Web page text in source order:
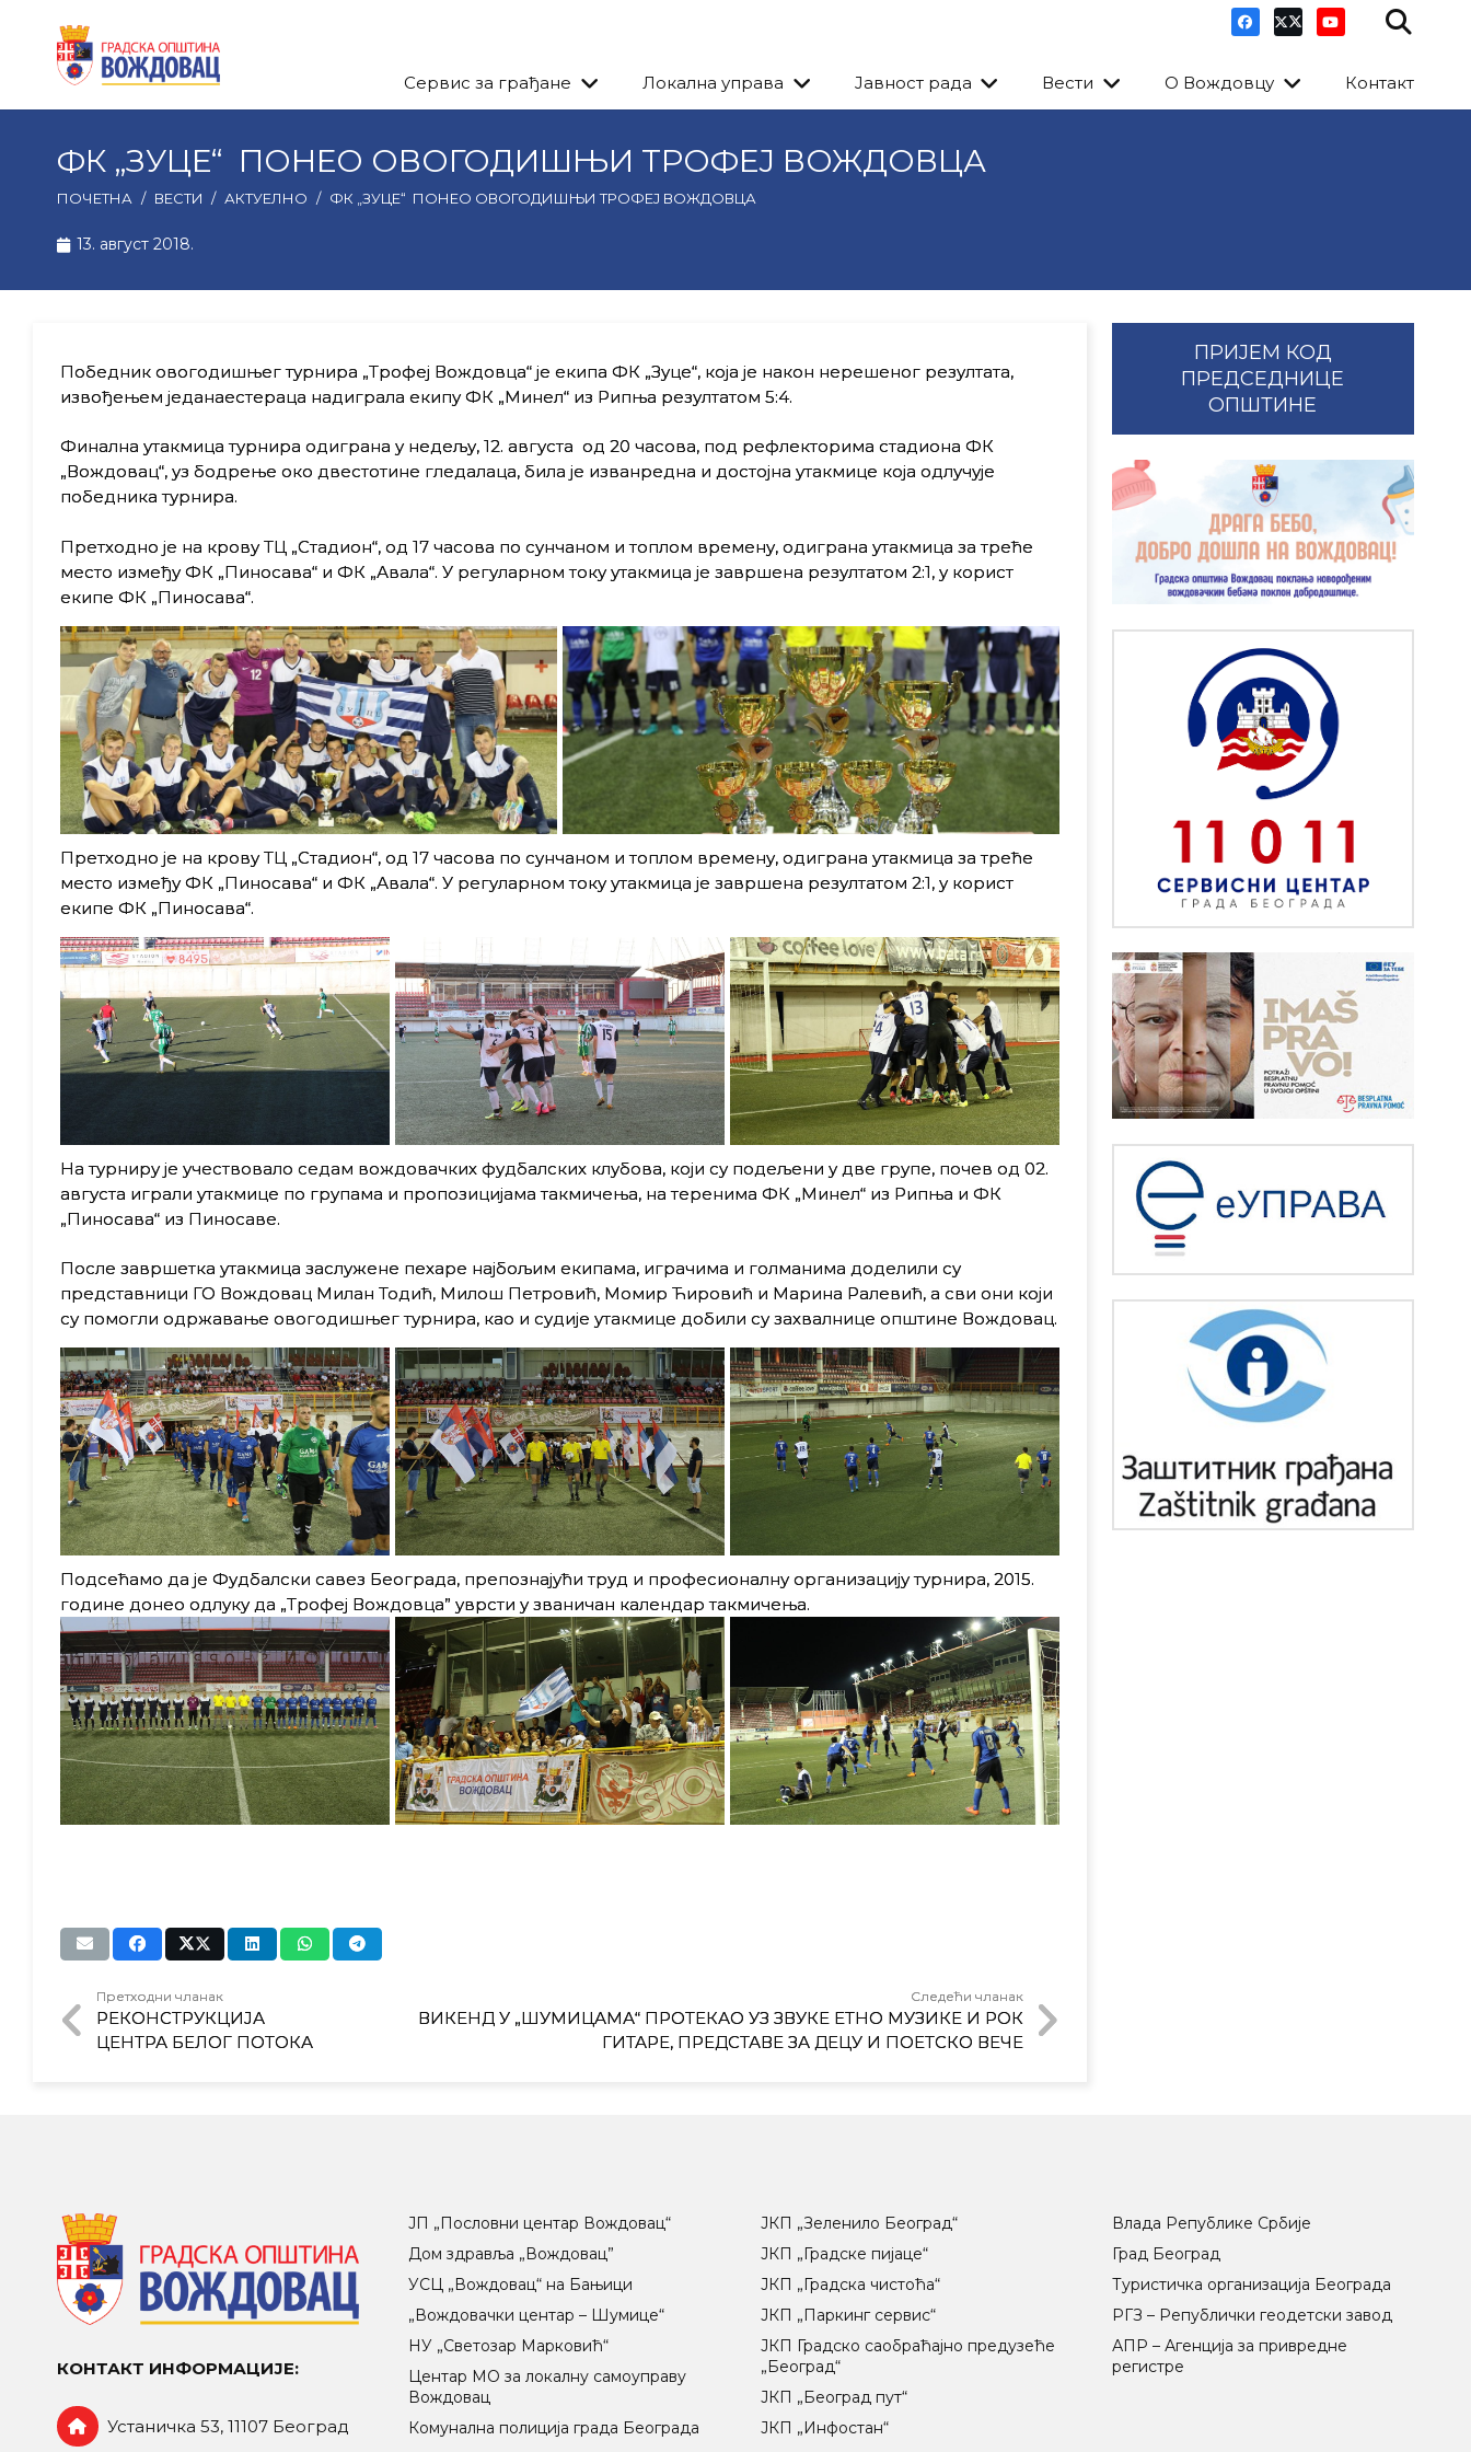
Сервис за грађане Локална управа Јавност рада Вести О Вождовцу Контакт
ФК „ЗУЦЕ“ ПОНЕО ОВОГОДИШЊИ ТРОФЕЈ ВОЖДОВЦА
ПОЧЕТНА / ВЕСТИ / АКТУЕЛНО / ФК „ЗУЦЕ“ ПОНЕО ОВОГОДИШЊИ ТРОФЕЈ ВОЖДОВЦА
13. август 2018.
Победник овогодишњег турнира „Трофеј Вождовца“ је екипа ФК „Зуце“, која је након нерешеног резултата,
извођењем једанаестераца надиграла екипу ФК „Минел“ из Рипња резултатом 5:4.
Финална утакмица турнира одиграна у недељу, 12. августа од 20 часова, под рефлекторима стадиона ФК
„Вождовац“, уз бодрење око двестотине гледалаца, била је изванредна и достојна утакмице која одлучује
победника турнира.
Претходно је на крову ТЦ „Стадион“, од 17 часова по сунчаном и топлом времену, одиграна утакмица за треће
место између ФК „Пиносава“ и ФК „Авала“. У регуларном току утакмица је завршена резултатом 2:1, у корист
екипе ФК „Пиносава“.
Претходно је на крову ТЦ „Стадион“, од 17 часова по сунчаном и топлом времену, одиграна утакмица за треће
место између ФК „Пиносава“ и ФК „Авала“. У регуларном току утакмица је завршена резултатом 2:1, у корист
екипе ФК „Пиносава“.
На турниру је учествовало седам вождовачких фудбалских клубова, који су подељени у две групе, почев од 02.
августа играли утакмице по групама и пропозицијама такмичења, на теренима ФК „Минел“ из Рипња и ФК
„Пиносава“ из Пиносаве.
После завршетка утакмица заслужене пехаре најбољим екипама, играчима и голманима доделили су
представници ГО Вождовац Милан Тодић, Милош Петровић, Момир Ћировић и Марина Ралевић, а сви они који
су помогли одржавање овогодишњег турнира, као и судије утакмице добили су захвалнице општине Вождовац.
Подсећамо да је Фудбалски савез Београда, препознајући труд и професионалну организацију турнира, 2015.
године донео одлуку да „Трофеј Вождовца” уврсти у званичан календар такмичења.
Претходни чланак
РЕКОНСТРУКЦИЈА
ЦЕНТРА БЕЛОГ ПОТОКА
Следећи чланак
ВИКЕНД У „ШУМИЦАМА“ ПРОТЕКАО УЗ ЗВУКЕ ЕТНО МУЗИКЕ И РОК
ГИТАРЕ, ПРЕДСТАВЕ ЗА ДЕЦУ И ПОЕТСКО ВЕЧЕ
ПРИЈЕМ КОД
ПРЕДСЕДНИЦЕ
ОПШТИНЕ
КОНТАКТ ИНФОРМАЦИЈЕ:
Устаничка 53, 11107 Београд
ЈП „Пословни центар Вождовац“
Дом здравља „Вождовац”
УСЦ „Вождовац“ на Бањици
„Вождовачки центар – Шумице“
НУ „Светозар Марковић“
Центар МO за локалну самоуправу
Вождовац
Комунална полиција града Београда
ЈКП „Зеленило Београд“
ЈКП „Градске пијаце“
ЈКП „Градска чистоћа“
ЈКП „Паркинг сервис“
ЈКП Градско саобраћајно предузеће
„Београд“
ЈКП „Београд пут“
ЈКП „Инфостан“
Влада Републике Србије
Град Београд
Туристичка организација Београда
РГЗ – Републички геодетски завод
АПР – Агенција за привредне
регистре